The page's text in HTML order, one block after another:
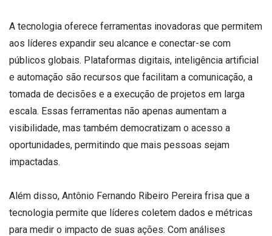
A tecnologia oferece ferramentas inovadoras que permitem
aos líderes expandir seu alcance e conectar-se com
públicos globais. Plataformas digitais, inteligência artificial
e automação são recursos que facilitam a comunicação, a
tomada de decisões e a execução de projetos em larga
escala. Essas ferramentas não apenas aumentam a
visibilidade, mas também democratizam o acesso a
oportunidades, permitindo que mais pessoas sejam
impactadas.
Além disso, Antônio Fernando Ribeiro Pereira frisa que a
tecnologia permite que líderes coletem dados e métricas
para medir o impacto de suas ações. Com análises